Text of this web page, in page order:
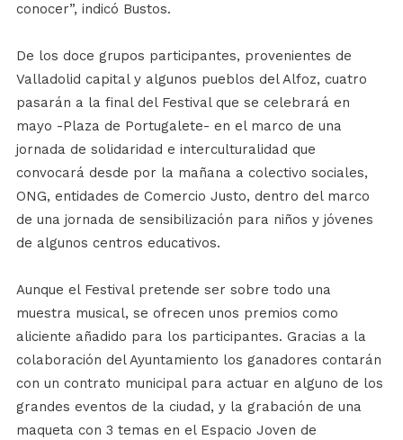
conocer”, indicó Bustos.
De los doce grupos participantes, provenientes de
Valladolid capital y algunos pueblos del Alfoz, cuatro
pasarán a la final del Festival que se celebrará en
mayo -Plaza de Portugalete- en el marco de una
jornada de solidaridad e interculturalidad que
convocará desde por la mañana a colectivo sociales,
ONG, entidades de Comercio Justo, dentro del marco
de una jornada de sensibilización para niños y jóvenes
de algunos centros educativos.
Aunque el Festival pretende ser sobre todo una
muestra musical, se ofrecen unos premios como
aliciente añadido para los participantes. Gracias a la
colaboración del Ayuntamiento los ganadores contarán
con un contrato municipal para actuar en alguno de los
grandes eventos de la ciudad, y la grabación de una
maqueta con 3 temas en el Espacio Joven de